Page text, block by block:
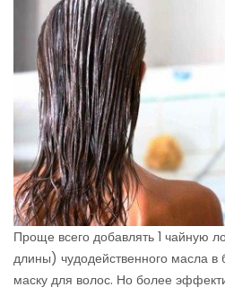
Проще всего добавлять 1 чайную
длины) чудодейственного масла в
маску для волос. Но более